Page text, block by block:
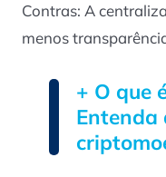
Contras: A
menos
+ O que
Entenda